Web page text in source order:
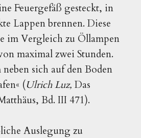
Feuergefäß gesteckt, in
Lappen brennen. Diese
im Vergleich zu Öllampen
maximal zwei Stunden.
sich auf den Boden
(Ulrich Luz, Das
Bd. III 471).
Auslegung zu